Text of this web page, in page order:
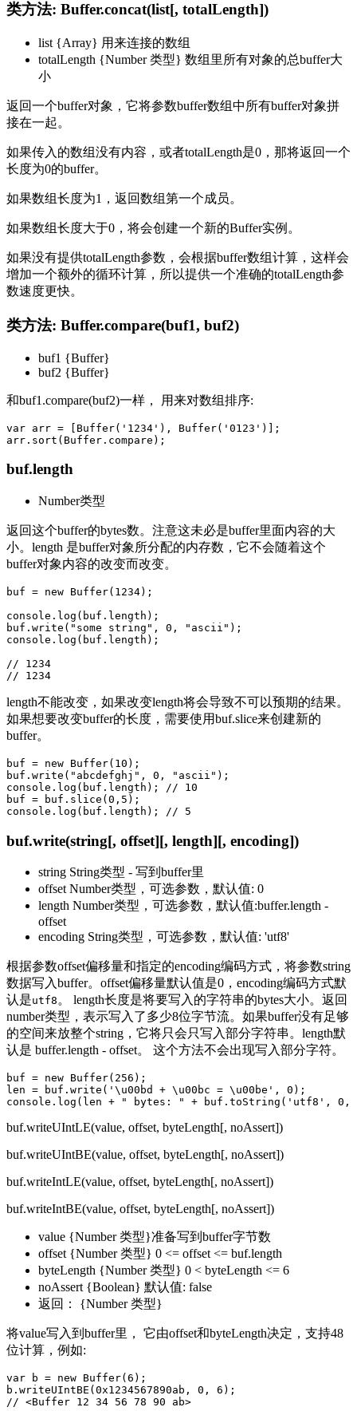
类方法: Buffer.concat(list[, totalLength])
list {Array} 用来连接的数组
totalLength {Number 类型} 数组里所有对象的总buffer大
小
返回一个buffer对象，它将参数buffer数组中所有buffer对象拼
接在一起。
如果传入的数组没有内容，或者totalLength是0，那将返回一个
长度为0的buffer。
如果数组长度为1，返回数组第一个成员。
如果数组长度大于0，将会创建一个新的Buffer实例。
如果没有提供totalLength参数，会根据buffer数组计算，这样会
增加一个额外的循环计算，所以提供一个准确的totalLength参
数速度更快。
类方法: Buffer.compare(buf1, buf2)
buf1 {Buffer}
buf2 {Buffer}
和buf1.compare(buf2)一样， 用来对数组排序:
var arr = [Buffer('1234'), Buffer('0123')];
buf.length
Number类型
返回这个buffer的bytes数。注意这未必是buffer里面内容的大
小。length 是buffer对象所分配的内存数，它不会随着这个
buffer对象内容的改变而改变。
buf = new Buffer(1234);
console.log(buf.length);
buf.write("some string", 0, "ascii");
console.log(buf.length);
// 1234
length不能改变，如果改变length将会导致不可以预期的结果。
如果想要改变buffer的长度，需要使用buf.slice来创建新的
buffer。
buf = new Buffer(10);
buf.write("abcdefghj", 0, "ascii");
console.log(buf.length); // 10
buf = buf.slice(0,5);
buf.write(string[, offset][, length][, encoding])
string String类型 - 写到buffer里
offset Number类型，可选参数，默认值: 0
length Number类型，可选参数，默认值:buffer.length -
offset
encoding String类型，可选参数，默认值: 'utf8'
根据参数offset偏移量和指定的encoding编码方式，将参数string
数据写入buffer。offset偏移量默认值是0，encoding编码方式默
认是utf8。 length长度是将要写入的字符串的bytes大小。返回
number类型，表示写入了多少8位字节流。如果buffer没有足够
的空间来放整个string，它将只会只写入部分字符串。length默
认是 buffer.length - offset。 这个方法不会出现写入部分字符。
buf = new Buffer(256);
len = buf.write('\u00bd + \u00bc = \u00be', 0);
buf.writeUIntLE(value, offset, byteLength[, noAssert])
buf.writeUIntBE(value, offset, byteLength[, noAssert])
buf.writeIntLE(value, offset, byteLength[, noAssert])
buf.writeIntBE(value, offset, byteLength[, noAssert])
value {Number 类型}准备写到buffer字节数
offset {Number 类型} 0 <= offset <= buf.length
byteLength {Number 类型} 0 < byteLength <= 6
noAssert {Boolean} 默认值: false
返回： {Number 类型}
将value写入到buffer里， 它由offset和byteLength决定，支持48
位计算，例如:
var b = new Buffer(6);
b.writeUIntBE(0x1234567890ab, 0, 6);